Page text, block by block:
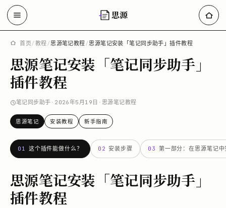
思源
首页/教程/思源笔记教程/思源笔记安装「笔记同步助手」插件教程
思源笔记安装「笔记同步助手」
插件教程
笔记同步助手 · 2026年5月19日 · 思源笔记教程
思源笔记 安装教程 新手指南
01 这个插件能做什么？ 02 安装步骤 03 第一部分：在思源笔记
思源笔记安装「笔记同步助手」
插件教程